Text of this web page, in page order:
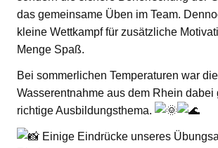
das gemeinsame Üben im Team.
kleine Wettkampf für zusätzliche
Menge Spaß.
Bei sommerlichen Temperaturen war die
Wasserentnahme aus dem Rhein dabei
richtige Ausbildungsthema.
Einige Eindrücke unseres